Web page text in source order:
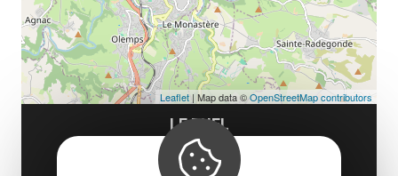
LE DUEL
9/11 avenue Durand de Gros
Leaflet| Map data ©OpenStreetMap contributors